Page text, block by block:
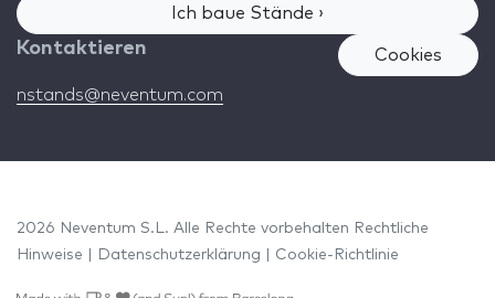
Ich baue Stände ›
Kontaktieren
nstands@neventum.com
Cookies
2026 Neventum S.L. Alle Rechte vorbehalten Rechtliche
Hinweise
Datenschutzerklärung Cookie-Richtlinie